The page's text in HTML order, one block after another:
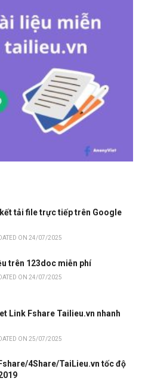
tải file trực tiếp trên Google
ON 24/07/2025
trên 123doc miễn phí
ON 24/07/2025
Link Fshare Tailieu.vn nhanh
ON 25/07/2025
4Share/TaiLieu.vn tốc độ